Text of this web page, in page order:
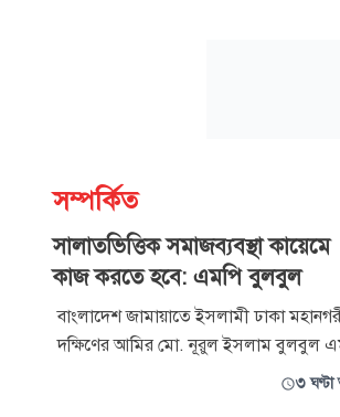
সম্পর্কিত
সালাতভিত্তিক সমাজব্যবস্থা কায়েমে
কাজ করতে হবে: এমপি বুলবুল
বাংলাদেশ জামায়াতে ইসলামী ঢাকা
দক্ষিণের আমির মো. নূরুল ইসলাম বুলবুল
বলেছেন, দ্বীন প্রতিষ্ঠার কাজে নিজেকে৩